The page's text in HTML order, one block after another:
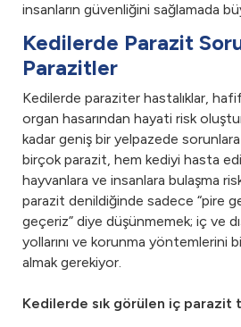
insanların güvenliğini sağlamada
Kedilerde Parazit
Parazitler
Kedilerde paraziter hastalıklar, hafif
organ hasarından hayati risk
kadar geniş bir yelpazede
birçok parazit, hem kediyi hasta
hayvanlara ve insanlara bulaşma
parazit denildiğinde sadece “pire
geçeriz” diye düşünmemek; iç ve
yollarını ve korunma yöntemlerini
almak gerekiyor.
Kedilerde sık görülen iç parazit